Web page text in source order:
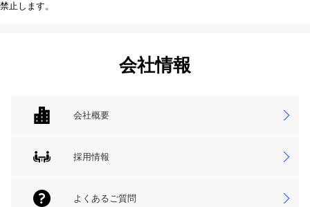
禁止します。
会社情報
会社概要
採用情報
よくあるご質問